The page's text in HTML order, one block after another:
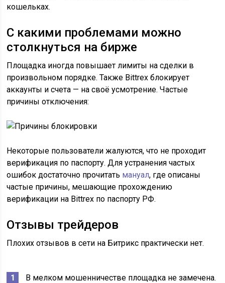
кошельках.
С какими проблемами можно
столкнуться на бирже
Площадка иногда повышает лимиты на сделки в
произвольном порядке. Также Bittrex блокирует
аккаунты и счета — на своё усмотрение. Частые
причины отключения:
Некоторые пользователи жалуются, что не проходит
верификация по паспорту. Для устранения частых
ошибок достаточно прочитать мануал, где описаны
частые причины, мешающие прохождению
верификации на Bittrex по паспорту РФ.
Отзывы трейдеров
Плохих отзывов в сети на Битрикс практически нет.
В мелком мошенничестве площадка не замечена.